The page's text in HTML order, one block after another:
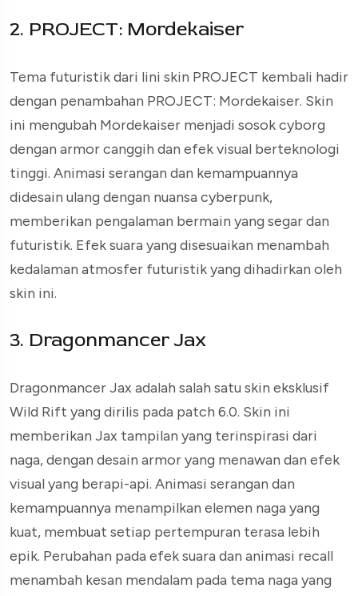
2. PROJECT: Mordekaiser
Tema futuristik dari lini skin PROJECT kembali hadir
dengan penambahan PROJECT: Mordekaiser. Skin
ini mengubah Mordekaiser menjadi sosok cyborg
dengan armor canggih dan efek visual berteknologi
tinggi. Animasi serangan dan kemampuannya
didesain ulang dengan nuansa cyberpunk,
memberikan pengalaman bermain yang segar dan
futuristik. Efek suara yang disesuaikan menambah
kedalaman atmosfer futuristik yang dihadirkan oleh
skin ini.
3. Dragonmancer Jax
Dragonmancer Jax adalah salah satu skin eksklusif
Wild Rift yang dirilis pada patch 6.0. Skin ini
memberikan Jax tampilan yang terinspirasi dari
naga, dengan desain armor yang menawan dan efek
visual yang berapi-api. Animasi serangan dan
kemampuannya menampilkan elemen naga yang
kuat, membuat setiap pertempuran terasa lebih
epik. Perubahan pada efek suara dan animasi recall
menambah kesan mendalam pada tema naga yang